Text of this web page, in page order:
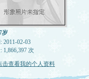
岁
2011-02-03
1,866,397 次
击查看我的个人资料